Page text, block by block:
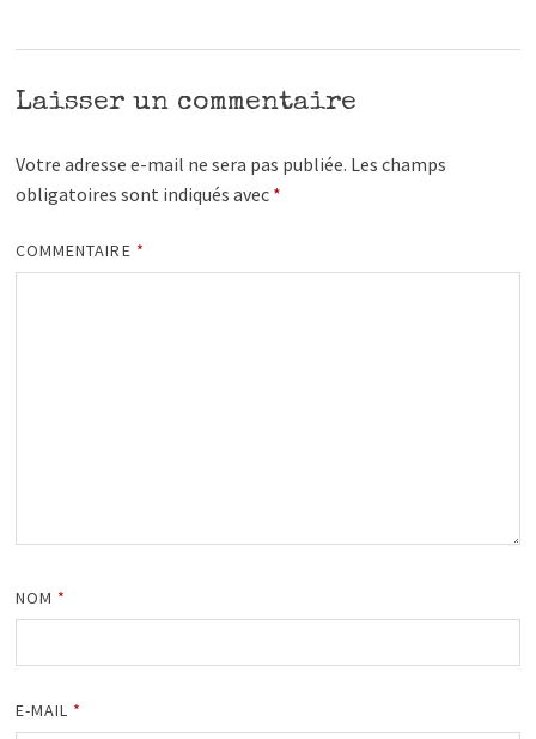
Laisser un commentaire
Votre adresse e-mail ne sera pas publiée. Les champs
obligatoires sont indiqués avec *
COMMENTAIRE *
NOM *
E-MAIL *